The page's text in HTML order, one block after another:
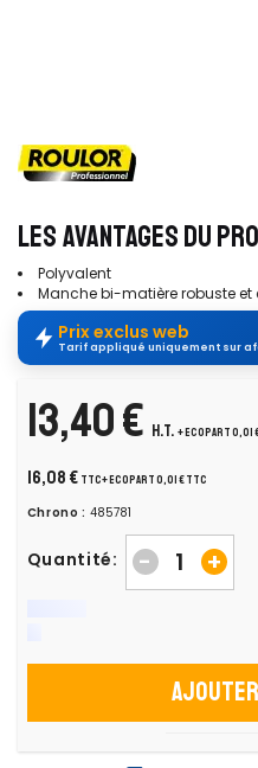
LES AVANTAGES DU
Polyvalent
Manche bi-matière robuste
Prix exclus web
Tarif appliqué uniquement sur
13,40 € H.T. + ecopart 0,01
16,08 € TTC+ ecopart 0,01 € TTC
Chrono : 485781
Quantité: +
-
Ajouter